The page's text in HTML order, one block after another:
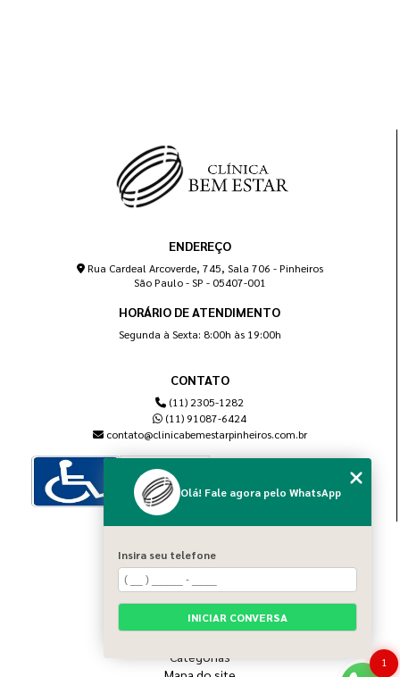
ENDEREÇO
Rua Cardeal Arcoverde, 745, Sala 706 - Pinheiros
São Paulo - SP - 05407-001
HORÁRIO DE ATENDIMENTO
Segunda à Sexta: 8:00h às 19:00h
CONTATO
(11) 2305-1282
(11) 91087-6424
contato@clinicabemestarpinheiros.com.br
Home
Sobre nós
Blog
Serviços
Categorias
1
Olá! Fale agora pelo WhatsApp
Insira seu telefone
INICIAR CONVERSA